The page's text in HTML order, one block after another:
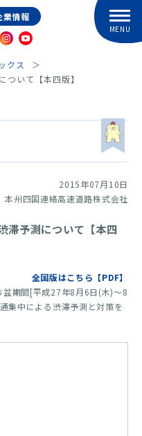
業情報
クス
ついて【本四版】
2015年07月10日
本州四国連絡高速道路株式会社
滞予測について【本四
全国版はこちら【PDF】
盆期間[平成27年8月6日(木)～8
集中による渋滞予測と対策を